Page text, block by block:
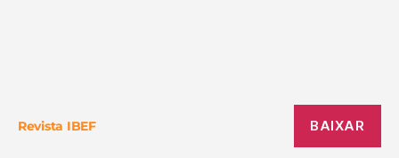
Revista IBEF BAIXAR